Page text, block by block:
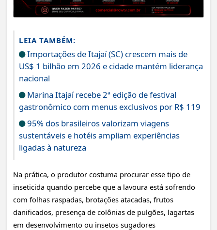
LEIA TAMBÉM:
Importações de Itajaí (SC) crescem mais de
US$ 1 bilhão em 2026 e cidade mantém liderança
nacional
Marina Itajaí recebe 2ª edição de festival
gastronômico com menus exclusivos por R$ 119
95% dos brasileiros valorizam viagens
sustentáveis e hotéis ampliam experiências
ligadas à natureza
Na prática, o produtor costuma procurar esse tipo de
inseticida quando percebe que a lavoura está sofrendo
com folhas raspadas, brotações atacadas, frutos
danificados, presença de colônias de pulgões, lagartas
em desenvolvimento ou insetos sugadores